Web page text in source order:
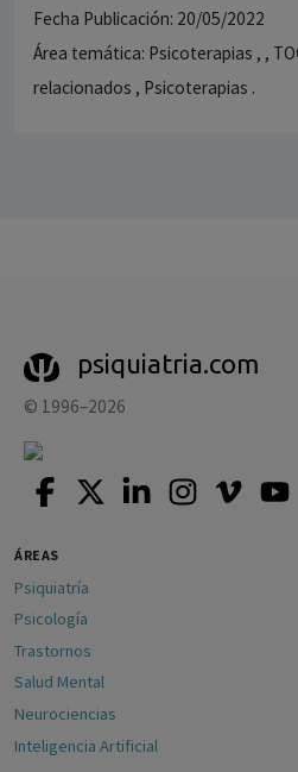
Fecha Publicación: 20/05/2022
Área temática: Psicoterapias , ,
relacionados , Psicoterapias .
psiquiatria.com
© 1996–2026
ÁREAS
Psiquiatría
Psicología
Trastornos
Salud Mental
Neurociencias
Inteligencia Artificial